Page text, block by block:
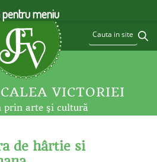
VICTORIEI
prin arte şi cultură
de hârtie si
meniu